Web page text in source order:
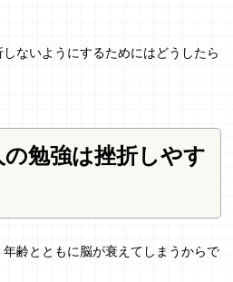
ないようにするためにはどうしたら
勉強は挫折しやす
齢とともに脳が衰えてしまうからで